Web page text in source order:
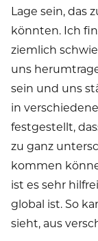
Lage sein, das
könnten. Ich
ziemlich
uns
sein und uns
in
festgestellt,
zu ganz
kommen
ist es sehr
global ist. So
sieht, aus